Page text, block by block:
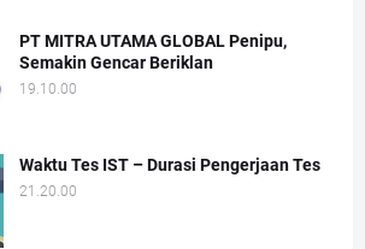
PT MITRA UTAMA GLOBAL Penipu,
Semakin Gencar Beriklan
19.10.00
Waktu Tes IST – Durasi Pengerjaan Tes
21.20.00